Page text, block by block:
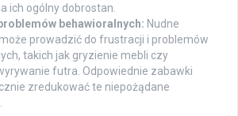
ich ogólny dobrostan.
behawioralnych: Nudne
prowadzić do frustracji i problemów
takich jak gryzienie mebli czy
futra. Odpowiednie zabawki
zredukować te niepożądane